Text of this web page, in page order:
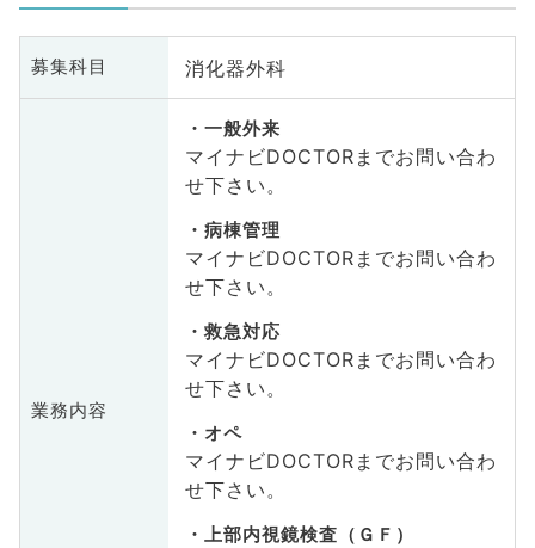
募集科目 消化器外科
業務内容
一般外来
マイナビDOCTORまでお問い合わ
せ下さい。
病棟管理
マイナビDOCTORまでお問い合わ
せ下さい。
救急対応
マイナビDOCTORまでお問い合わ
せ下さい。
オペ
マイナビDOCTORまでお問い合わ
せ下さい。
上部内視鏡検査（ＧＦ）